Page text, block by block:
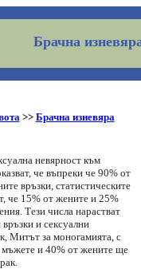
Брачна
>> Брачна изневяра
невярност към
че въпреки че 90% от
връзки, статистическите
че 15% от жените и 25%
Тези числа нарастват
и сексуални
Митът за моногамията, с
и 40% от жените ще